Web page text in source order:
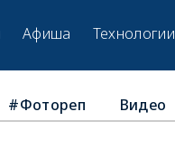
Афиша Технологии
#Фотореп Видео